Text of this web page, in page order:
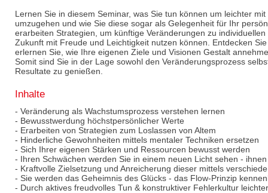
Lernen Sie in diesem Seminar, was Sie tun können um leichter
umzugehen und wie Sie diese sogar als Gelegenheit für Ihr
erarbeiten Strategien, um künftige Veränderungen zu
Zukunft mit Freude und Leichtigkeit nutzen können. Entdecken
erlernen Sie, wie Ihre eigenen Ziele und Visionen Gestalt
Somit sind Sie in der Lage sowohl den Veränderungsprozess
Resultate zu genießen.
Inhalte
- Veränderung als Wachstumsprozess verstehen lernen
- Bewusstwerdung höchstpersönlicher Werte
- Erarbeiten von Strategien zum Loslassen von Altem
- Hinderliche Gewohnheiten mittels mentaler Techniken ersetzen
- Sich Ihrer eigenen Stärken und Ressourcen bewusst werden
- Ihren Schwächen werden Sie in einem neuen Licht sehen -
- Kraftvolle Zielsetzung und Anreicherung dieser mittels
- Sie werden das Geheimnis des Glücks - das Flow-Prinzip
- Durch aktives freudvolles Tun & konstruktiver Fehlerkultur